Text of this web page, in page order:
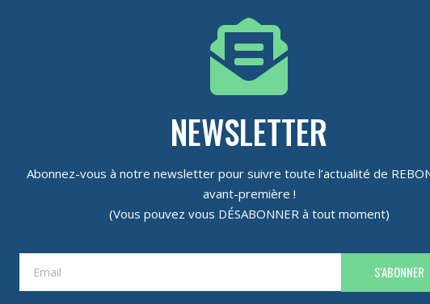
aux compétences et savoirs de base en français,
une étude personnalisée.NEWSLETTER
Abonnez-vous à notre newsletter pour suivre toute l’actualité de
avant-première !
(Vous pouvez vous DÉSABONNER à tout moment)
S'ABONNER